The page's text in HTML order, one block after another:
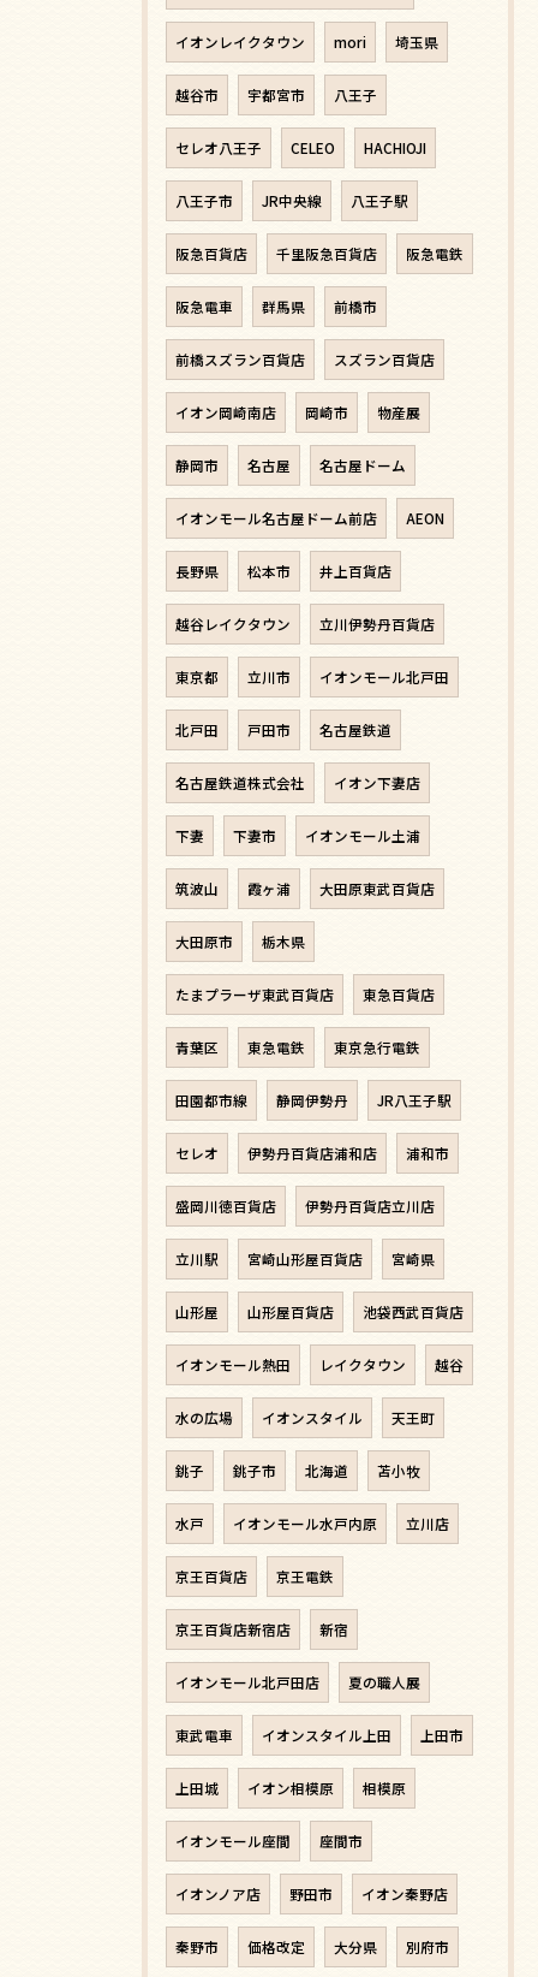
イオンレイクタウン mori 埼玉県
越谷市 宇都宮市 八王子
セレオ八王子 CELEO HACHIOJI
八王子市 JR中央線 八王子駅
阪急百貨店 千里阪急百貨店 阪急電鉄
阪急電車 群馬県 前橋市
前橋スズラン百貨店 スズラン百貨店
イオン岡崎南店 岡崎市 物産展
静岡市 名古屋 名古屋ドーム
イオンモール名古屋ドーム前店 AEON
長野県 松本市 井上百貨店
越谷レイクタウン 立川伊勢丹百貨店
東京都 立川市 イオンモール北戸田
北戸田 戸田市 名古屋鉄道
名古屋鉄道株式会社 イオン下妻店
下妻 下妻市 イオンモール土浦
筑波山 霞ヶ浦 大田原東武百貨店
大田原市 栃木県
たまプラーザ東武百貨店 東急百貨店
青葉区 東急電鉄 東京急行電鉄
田園都市線 静岡伊勢丹 JR八王子駅
セレオ 伊勢丹百貨店浦和店 浦和市
盛岡川徳百貨店 伊勢丹百貨店立川店
立川駅 宮崎山形屋百貨店 宮崎県
山形屋 山形屋百貨店 池袋西武百貨店
イオンモール熱田 レイクタウン 越谷
水の広場 イオンスタイル 天王町
銚子 銚子市 北海道 苫小牧
水戸 イオンモール水戸内原 立川店
京王百貨店 京王電鉄
京王百貨店新宿店 新宿
イオンモール北戸田店 夏の職人展
東武電車 イオンスタイル上田 上田市
上田城 イオン相模原 相模原
イオンモール座間 座間市
イオンノア店 野田市 イオン秦野店
秦野市 価格改定 大分県 別府市